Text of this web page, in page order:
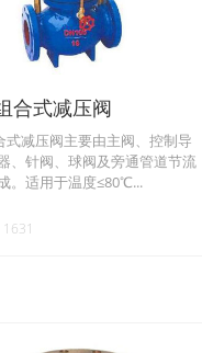
合式减压阀
式减压阀主要由主阀、控制导
、针阀、球阀及旁通管道节流
。适用于温度≤80℃...